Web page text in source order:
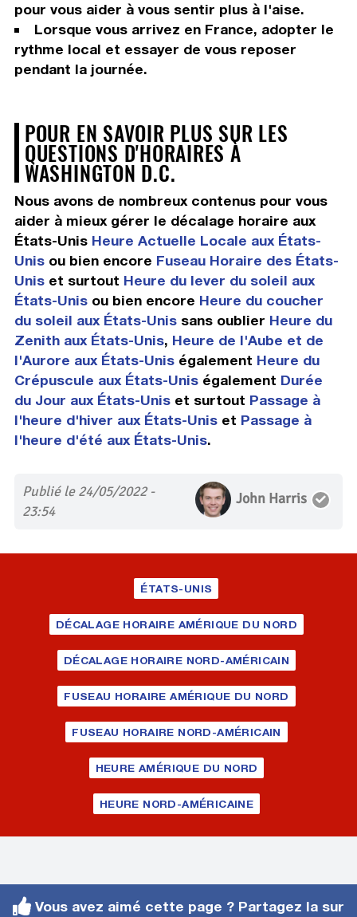
pour vous aider à vous sentir plus à l'aise.
Lorsque vous arrivez en France, adopter le
rythme local et essayer de vous reposer
pendant la journée.
POUR EN SAVOIR PLUS SUR LES
QUESTIONS D'HORAIRES À
WASHINGTON D.C.
Nous avons de nombreux contenus pour vous
aider à mieux gérer le décalage horaire aux
États-Unis Heure Actuelle Locale aux États-
Unisou bien encore Fuseau Horaire des États-
Uniset surtout Heure du lever du soleil aux
États-Unisou bien encore Heure du coucher
du soleil aux États-Unissans oublier Heure du
Zenith aux États-Unis, Heure de l'Aube et de
l'Aurore aux États-Uniségalement Heure du
Crépuscule aux États-Uniségalement Durée
du Jour aux États-Uniset surtout Passage à
l'heure d'hiver aux États-Uniset Passage à
l'heure d'été aux États-Unis.
Publié le 24/05/2022 -
23:54
John Harris
ÉTATS-UNIS
DÉCALAGE HORAIRE AMÉRIQUE DU NORD
DÉCALAGE HORAIRE NORD-AMÉRICAIN
FUSEAU HORAIRE AMÉRIQUE DU NORD
FUSEAU HORAIRE NORD-AMÉRICAIN
HEURE AMÉRIQUE DU NORD
HEURE NORD-AMÉRICAINE
Vous avez aimé cette page ? Partagez la sur